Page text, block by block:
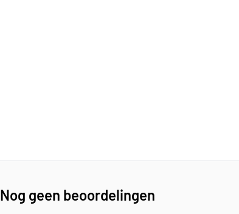
Nog geen beoordelingen